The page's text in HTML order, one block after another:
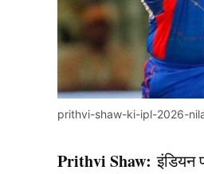
prithvi-shaw-ki-ipl-2026-
Prithvi Shaw:इंडियन